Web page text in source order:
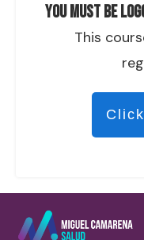
You must be
This